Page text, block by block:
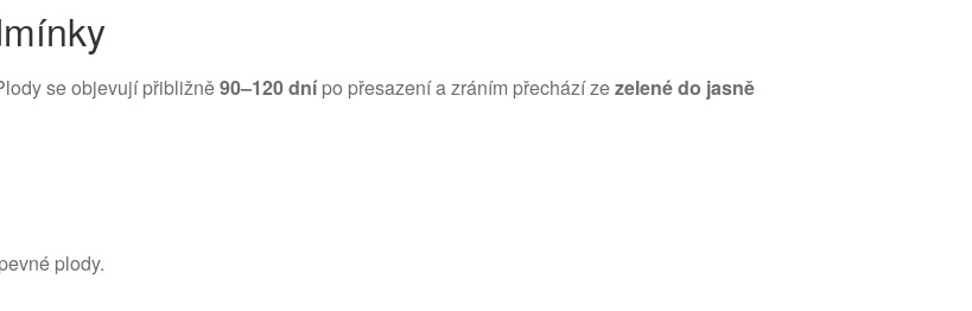
se objevují přibližně90–120 dnípo přesazení a zráním přechází zezelené do jasně
plody.